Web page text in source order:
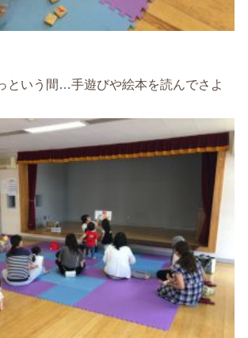
という間…手遊びや絵本を読んでさよ